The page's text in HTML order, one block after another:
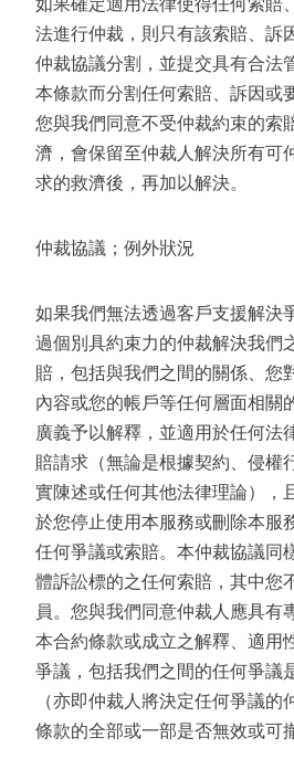
如果確定適用法律使得任何索賠
法進行仲裁，則只有該索賠、訴
仲裁協議分割，並提交具有合法
本條款而分割任何索賠、訴因或
您與我們同意不受仲裁約束的索
濟，會保留至仲裁人解決所有可
求的救濟後，再加以解決。
仲裁協議；例外狀況
如果我們無法透過客戶支援解決
過個別具約束力的仲裁解決我們
賠，包括與我們之間的關係、您
內容或您的帳戶等任何層面相關
廣義予以解釋，並適用於任何法
賠請求（無論是根據契約、侵權
實陳述或任何其他法律理論），
於您停止使用本服務或刪除本服
任何爭議或索賠。本仲裁協議同
體訴訟標的之任何索賠，其中您
員。您與我們同意仲裁人應具有
本合約條款或成立之解釋、適用
爭議，包括我們之間的任何爭議
（亦即仲裁人將決定任何爭議的
條款的全部或一部是否無效或可